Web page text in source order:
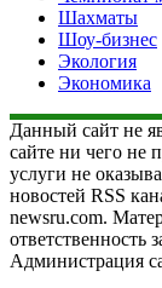
Шахматы
Шоу-бизнес
Экология
Экономика
Данный сайт не
сайте ни чего не
услуги не
новостей RSS
newsru.com.
ответственность
Администрация